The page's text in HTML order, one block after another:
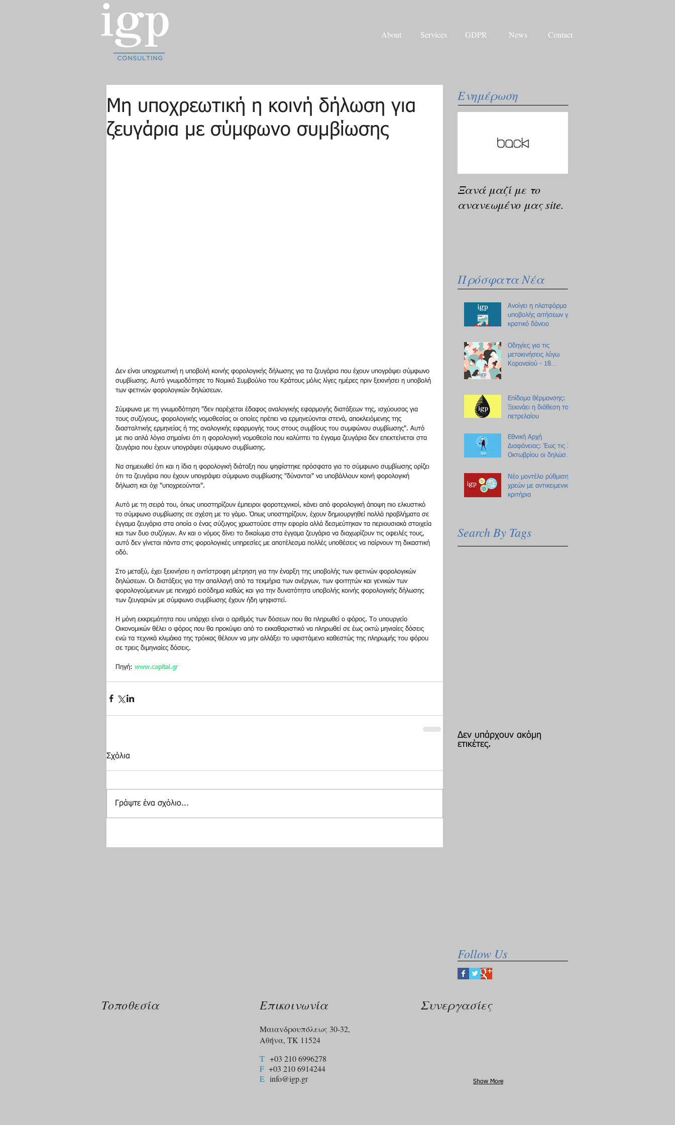
Μη υποχρεωτική η κοινή δήλωση για
ζευγάρια με σύμφωνο συμβίωσης
Δεν είναι υποχρεωτική η υποβολή κοινής φορολογικής δήλωσης για τα ζευγάρια που έχουν υπογράψει σύμφωνο
συμβίωσης. Αυτό γνωμοδότησε το Νομικό Συμβούλιο του Κράτους μόλις λίγες ημέρες πριν ξεκινήσει η υποβολή
των φετινών φορολογικών δηλώσεων.
Σύμφωνα με τη γνωμοδότηση "δεν παρέχεται έδαφος αναλογικής εφαρμογής διατάξεων της, ισχύουσας για
τους συζύγους, φορολογικής νομοθεσίας οι οποίες πρέπει να ερμηνεύονται στενά, αποκλειόμενης της
διασταλτικής ερμηνείας ή της αναλογικής εφαρμογής τους στους συμβίους του συμφώνου συμβίωσης". Αυτό
με πιο απλά λόγια σημαίνει ότι η φορολογική νομοθεσία που καλύπτει τα έγγαμα ζευγάρια δεν επεκτείνεται στα
ζευγάρια που έχουν υπογράψει σύμφωνο συμβίωσης.
Να σημειωθεί ότι και η ίδια η φορολογική διάταξη που ψηφίστηκε πρόσφατα για το σύμφωνο συμβίωσης ορίζει
ότι τα ζευγάρια που έχουν υπογράψει σύμφωνο συμβίωσης "δύνανται" να υποβάλλουν κοινή φορολογική
δήλωση και όχι "υποχρεούνται".
Αυτό με τη σειρά του, όπως υποστηρίζουν έμπειροι φοροτεχνικοί, κάνει από φορολογική άποψη πιο ελκυστικό
το σύμφωνο συμβίωσης σε σχέση με το γάμο. Όπως υποστηρίζουν, έχουν δημιουργηθεί πολλά προβλήματα σε
έγγαμα ζευγάρια στα οποία ο ένας σύζυγος χρωστούσε στην εφορία αλλά δεσμεύτηκαν τα περιουσιακά στοιχεία
και των δυο συζύγων. Αν και ο νόμος δίνει το δικαίωμα στα έγγαμα ζευγάρια να διαχωρίζουν τις οφειλές τους,
αυτό δεν γίνεται πάντα στις φορολογικές υπηρεσίες με αποτέλεσμα πολλές υποθέσεις να παίρνουν τη δικαστική
οδό.
Στο μεταξύ, έχει ξεκινήσει η αντίστροφη μέτρηση για την έναρξη της υποβολής των φετινών φορολογικών
δηλώσεων. Οι διατάξεις για την απαλλαγή από τα τεκμήρια των ανέργων, των φοιτητών και γενικών των
φορολογούμενων με πενιχρό εισόδημα καθώς και για την δυνατότητα υποβολής κοινής φορολογικής δήλωσης
των ζευγαριών με σύμφωνο συμβίωσης έχουν ήδη ψηφιστεί.
Η μόνη εκκρεμότητα που υπάρχει είναι ο αριθμός των δόσεων που θα πληρωθεί ο φόρος. Το υπουργείο
Οικονομικών θέλει ο φόρος που θα προκύψει από το εκκαθαριστικό να πληρωθεί σε έως οκτώ μηνιαίες δόσεις
ενώ τα τεχνικά κλιμάκια της τρόικας θέλουν να μην αλλάξει το υφιστάμενο καθεστώς της πληρωμής του φόρου
σε τρεις διμηνιαίες δόσεις.
Πηγή: www.capital.gr
Σχόλια
Γράψτε ένα σχόλιο...
Ενημέρωση
Ξανά μαζί με το
ανανεωμένο μας site.
Πρόσφατα Νέα
Ανοίγει η πλατφόρμα
υποβολής αιτήσεων για
κρατικό δάνειο
Οδηγίες για τις
μετακινήσεις λόγω
Κοροναϊού - 18
Επίδομα θέρμανσης:
Ξεκινάει η διάθεση του
πετρελαίου
Εθνική Αρχή
Διαφάνειας: Έως τις 31
Οκτωβρίου οι δηλώσεις
Νέο μοντέλο ρύθμισης
χρεών με αντικειμενικά
κριτήρια
Search By Tags
Δεν υπάρχουν ακόμη
ετικέτες.
Follow Us
About Services GDPR News Contact
Τοποθεσία Επικοινωνία
Μαιανδρουπόλεως 30-32,
Αθήνα, ΤΚ 11524
T +03 210 6996278
F +03 210 6914244​
E info@igp.gr
Συνεργασίες
Show More